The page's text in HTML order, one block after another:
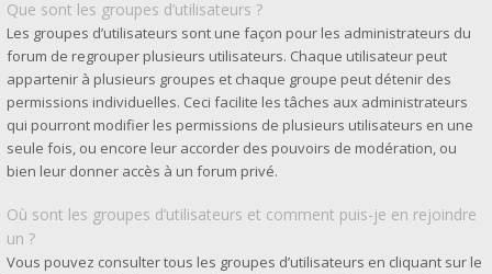
Que sont les groupes d’utilisateurs ?
Les groupes d’utilisateurs sont une façon pour les administrateurs du
forum de regrouper plusieurs utilisateurs. Chaque utilisateur peut
appartenir à plusieurs groupes et chaque groupe peut détenir des
permissions individuelles. Ceci facilite les tâches aux administrateurs
qui pourront modifier les permissions de plusieurs utilisateurs en une
seule fois, ou encore leur accorder des pouvoirs de modération, ou
bien leur donner accès à un forum privé.
Où sont les groupes d’utilisateurs et comment puis-je en rejoindre
un ?
Vous pouvez consulter tous les groupes d’utilisateurs en cliquant sur le